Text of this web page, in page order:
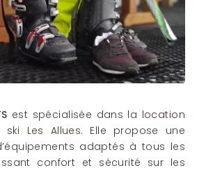
est spécialisée dans la location
Les Allues. Elle propose une
adaptés à tous les
confort et sécurité sur les